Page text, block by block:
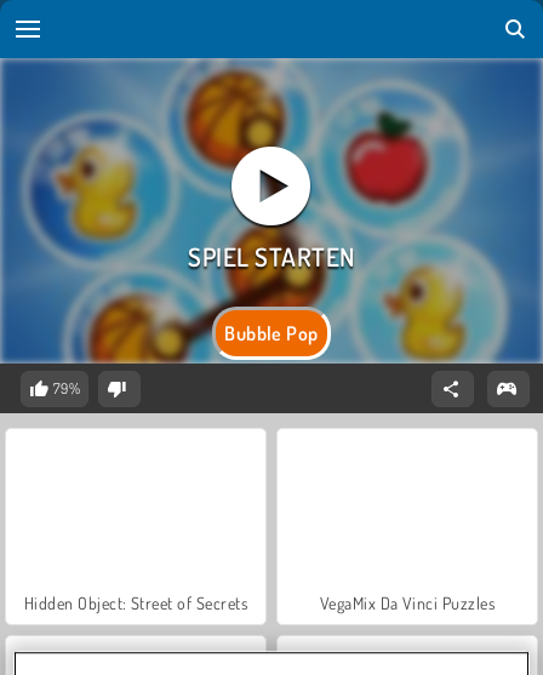
Bubble Pop
79%
Hidden Object: Street of Secrets VegaMix Da Vinci Puzzles